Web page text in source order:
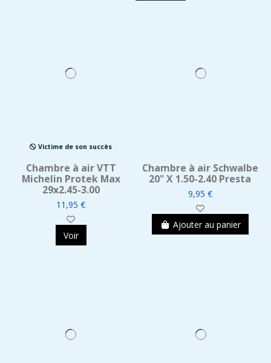
Victime de son succès
Chambre à air VTT
Michelin Protek Max
29x2.45-3.00
11,95 €
Voir
Chambre à air Schwalbe
20" X 1.50-2.40 Presta
9,95 €
Ajouter au panier